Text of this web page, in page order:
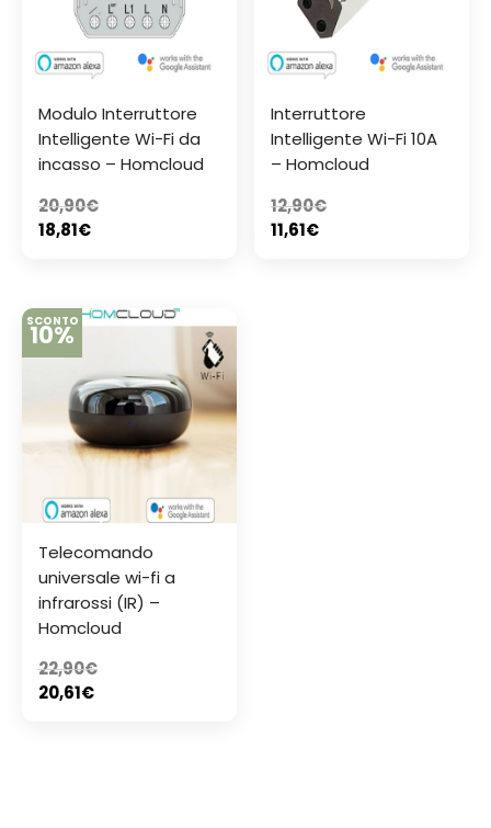
Modulo Interruttore
Intelligente Wi-Fi da
incasso – Homcloud
20,90€
18,81€
Interruttore
Intelligente Wi-Fi 10A
– Homcloud
12,90€
11,61€
SCONTO
10%
Telecomando
universale wi-fi a
infrarossi (IR) –
Homcloud
22,90€
20,61€